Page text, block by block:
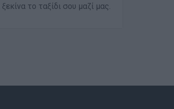
το ταξίδι σου μαζί μας.